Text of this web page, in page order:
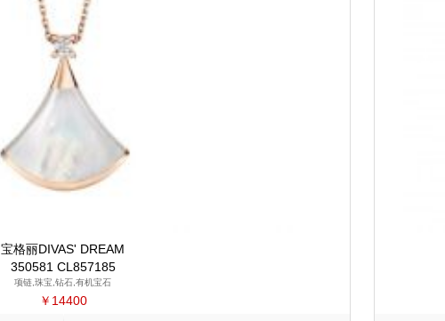
宝格丽DIVAS' DREAM
350581 CL857185
项链,珠宝,钻石,有机宝石
￥14400